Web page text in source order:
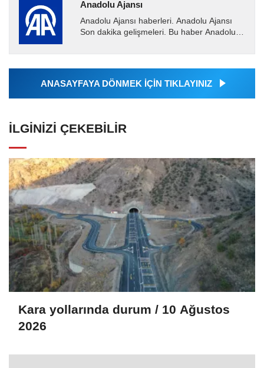
Anadolu Ajansı
Anadolu Ajansı haberleri. Anadolu Ajansı
Son dakika gelişmeleri. Bu haber Anadolu
Ajansı tarafından...
ANASAYFAYA DÖNMEK İÇİN TIKLAYINIZ
İLGINIZI ÇEKEBILIR
Kara yollarında durum / 10 Ağustos
2026